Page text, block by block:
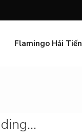
Flamingo Hải Tiến